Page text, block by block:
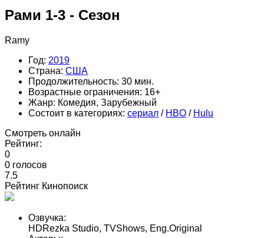
Рами 1-3 - Сезон
Ramy
Год: 2019
Страна: США
Продолжительность: 30 мин.
Возрастные ограничения: 16+
Жанр: Комедия, Зарубежный
Состоит в категориях: cериал / HBO / Hulu
Смотреть онлайн
Рейтинг:
0
0 голосов
7.5
Рейтинг Кинопоиск
Озвучка:
HDRezka Studio, TVShows, Eng.Original